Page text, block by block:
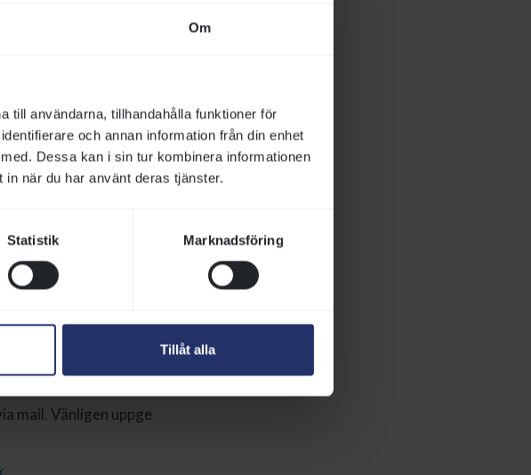
Om
till användarna, tillhandahålla funktioner för
och annan information från din enhet
Dessa kan i sin tur kombinera informationen
när du har använt deras tjänster.
Statistik Marknadsföring
Tillåt alla
för den kommande
av språngavgift + avgiften vid
anmäls till
mail. Vänligen uppge